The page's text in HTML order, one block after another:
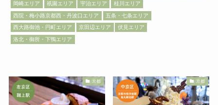
岡崎エリア 祇園エリア 宇治エリア 桂川エリア
西院・梅小路京都西・丹波口エリア 五条・七条エリア
西大路御池・円町エリア 京田辺エリア 伏見エリア
洛北・御所・下鴨エリア
京都 京都